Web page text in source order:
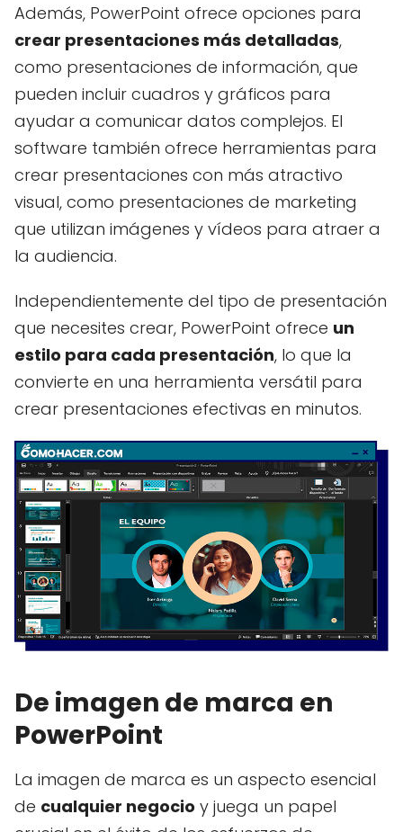
Además, PowerPoint ofrece opciones para
crear presentaciones más detalladas,
como presentaciones de información, que
pueden incluir cuadros y gráficos para
ayudar a comunicar datos complejos. El
software también ofrece herramientas para
crear presentaciones con más atractivo
visual, como presentaciones de marketing
que utilizan imágenes y vídeos para atraer a
la audiencia.
Independientemente del tipo de presentación
que necesites crear, PowerPoint ofrece un
estilo para cada presentación, lo que la
convierte en una herramienta versátil para
crear presentaciones efectivas en minutos.
De imagen de marca en
PowerPoint
La imagen de marca es un aspecto esencial
de cualquier negocio y juega un papel